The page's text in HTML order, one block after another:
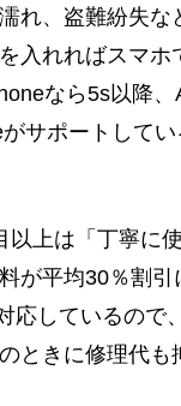
れ、盗難紛失な
入れればスマホ
なら5s以降、
サポートしてい
上は「丁寧に
が平均30％割引
応しているので
ときに修理代も